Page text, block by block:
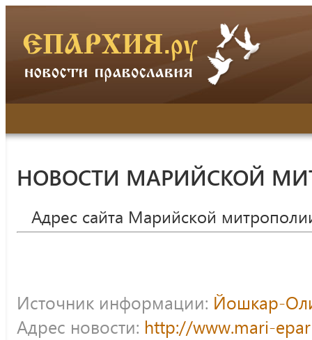
НОВОСТИ МАРИЙСКОЙ
Адрес сайта Марийской
Источник информации: Йошкар-
Адрес новости: http://www.mari-